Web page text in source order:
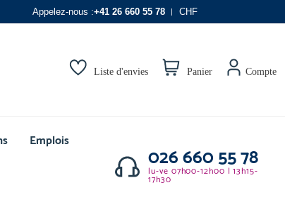
Appelez-nous :+41 26 660 55 78 CHF
Liste d'envies Panier Compte
Emplois
026 660 55 78
lu-ve 07h00-12h00 | 13h15-
17h30